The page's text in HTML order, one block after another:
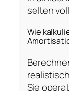
selten
Wie
Sie